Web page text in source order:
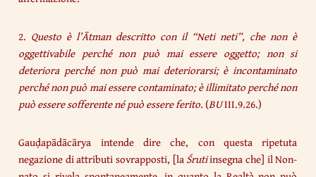
2. Questo è l’Ātman descritto con il “Neti neti”, che non è
oggettivabile perché non può mai essere oggetto; non si
deteriora perché non può mai deteriorarsi; è incontaminato
perché non può mai essere contaminato; è illimitato perché non
può essere sofferente né può essere ferito.(BUIII.9.26.)
Gauḍapādācārya intende dire che, con questa ripetuta
negazione di attributi sovrapposti, [laŚrutiinsegna che] il Non-